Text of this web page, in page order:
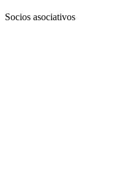
Socios asociativos